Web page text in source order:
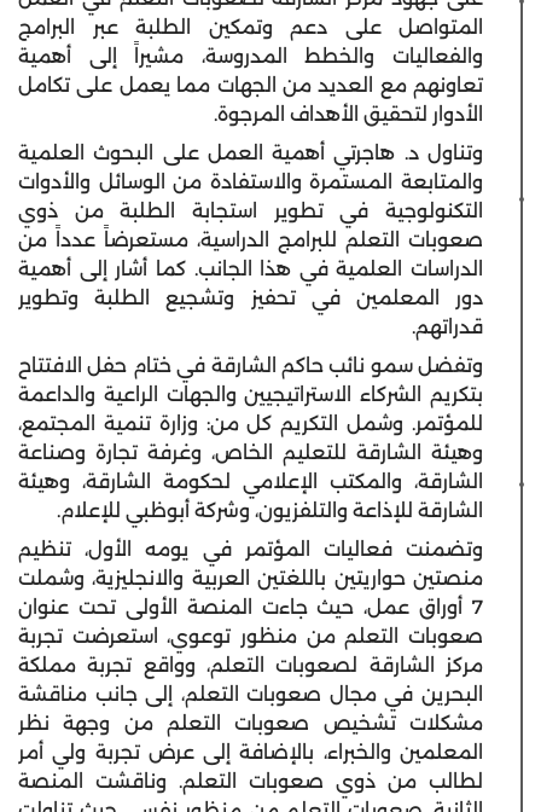
المتواصل على دعم وتمكين الطلبة عبر البرامج
والفعاليات والخطط المدروسة، مشيراً إلى أهمية
تعاونهم مع العديد من الجهات مما يعمل على تكامل
الأدوار لتحقيق الأهداف المرجوة.
وتناول د. هاجرتي أهمية العمل على البحوث العلمية
والمتابعة المستمرة والاستفادة من الوسائل والأدوات
التكنولوجية في تطوير استجابة الطلبة من ذوي
صعوبات التعلم للبرامج الدراسية، مستعرضاً عدداً من
الدراسات العلمية في هذا الجانب. كما أشار إلى أهمية
دور المعلمين في تحفيز وتشجيع الطلبة وتطوير
قدراتهم.
وتفضل سمو نائب حاكم الشارقة في ختام حفل الافتتاح
بتكريم الشركاء الاستراتيجيين والجهات الراعية والداعمة
للمؤتمر. وشمل التكريم كل من: وزارة تنمية المجتمع،
وهيئة الشارقة للتعليم الخاص، وغرفة تجارة وصناعة
الشارقة، والمكتب الإعلامي لحكومة الشارقة، وهيئة
الشارقة للإذاعة والتلفزيون، وشركة أبوظبي للإعلام.
وتضمنت فعاليات المؤتمر في يومه الأول، تنظيم
منصتين حواريتين باللغتين العربية والانجليزية، وشملت
7 أوراق عمل، حيث جاءت المنصة الأولى تحت عنوان
صعوبات التعلم من منظور توعوي، استعرضت تجربة
مركز الشارقة لصعوبات التعلم، وواقع تجربة مملكة
البحرين في مجال صعوبات التعلم، إلى جانب مناقشة
مشكلات تشخيص صعوبات التعلم من وجهة نظر
المعلمين والخبراء، بالإضافة إلى عرض تجربة ولي أمر
لطالب من ذوي صعوبات التعلم. وناقشت المنصة